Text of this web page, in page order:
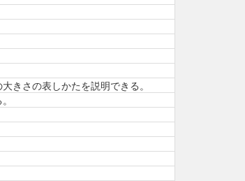
きさの表しかたを説明できる。